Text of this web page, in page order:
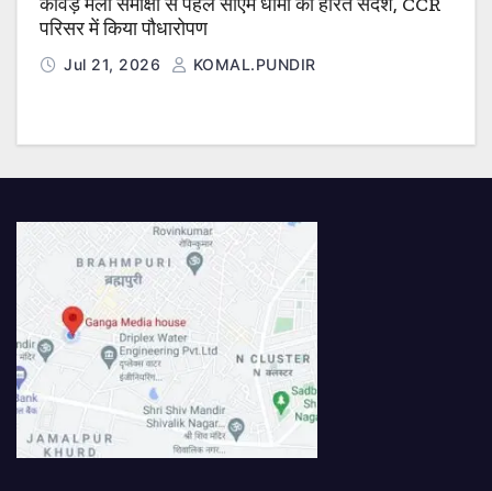
परिसर में किया पौधारोपण
Jul 21, 2026 KOMAL.PUNDIR